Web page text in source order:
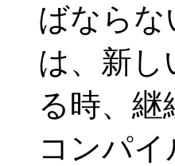
ばなら
は、新し
る時、
コンパ